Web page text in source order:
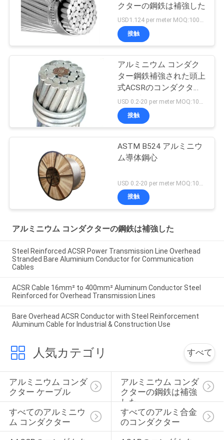
クターの鋼鉄は補強した
接触
アルミニウム コンダク
ター鋼鉄補強された頭上
式ACSRのコンダクター
ケーブル
接触
ASTM B524 アルミニウ
ム導体鋼心
接触
アルミニウム コンダクターの鋼鉄は補強した
Steel Reinforced ACSR Power Transmission Line Overhead
Stranded Bare Aluminium Conductor for Communication
Cables
ACSR Cable 16mm² to 400mm² Aluminum Conductor Steel
Reinforced for Overhead Transmission Lines
Bare Overhead ACSR Conductor with Steel Reinforcement
Aluminum Cable for Industrial & Construction Use
人気カテゴリ すべて
アルミニウム コンダ
クター ケーブル
アルミニウム コンダ
クターの鋼鉄は補強
した
すべてのアルミニウ
ム コンダクター
すべてのアルミ合金
のコンダクター